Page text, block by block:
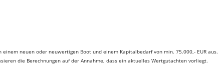
neuen oder neuwertigen Boot und einem Kapitalbedarf von min. 75.000,- EUR aus.
die Berechnungen auf der Annahme, dass ein aktuelles Wertgutachten vorliegt.